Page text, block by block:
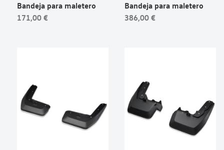
Bandeja para maletero
171,00 €
Bandeja para maletero
386,00 €